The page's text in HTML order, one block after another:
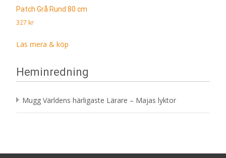
Patch Grå Rund 80 cm
327 kr
Läs mera & köp
Heminredning
Mugg Världens härligaste Lärare – Majas lyktor